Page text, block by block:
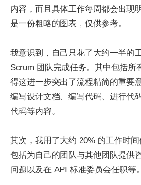
内容，而且具体工作每周都会出现
是一份粗略的图表，仅供参考。
我意识到，自己只花了大约一半的
Scrum 团队完成任务。其中包括所
得这进一步突出了流程精简的重要
编写设计文档、编写代码、进行代
代码等内容。
其次，我用了大约 20% 的工作时
包括为自己的团队与其他团队提供
问题以及在 API 标准委员会任职等。